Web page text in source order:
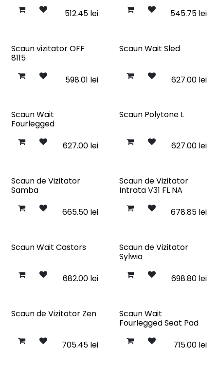
512.45 lei 545.75lei
Scaun vizitator OFF
8115
598.01 lei
Scaun Wait Sled
627.00lei
Scaun Wait
Fourlegged
627.00 lei
Scaun Polytone L
627.00lei
Scaun de Vizitator
Samba
665.50 lei
Scaun de Vizitator
Intrata V31 FL NA
678.85lei
Scaun Wait Castors
682.00 lei
Scaun de Vizitator
Sylwia
698.80lei
Scaun de Vizitator Zen
705.45 lei
Scaun Wait
Fourlegged Seat Pad
715.00lei